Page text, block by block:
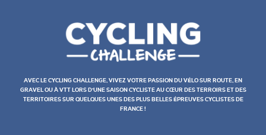
AVEC LE CYCLING CHALLENGE, VIVEZ VOTRE PASSION DU VÉLO SUR ROUTE, EN
GRAVEL OU À VTT LORS D'UNE SAISON CYCLISTE AU CŒUR DES TERROIRS ET DES
TERRITOIRES SUR QUELQUES UNES DES PLUS BELLES ÉPREUVES CYCLISTES DE
FRANCE !